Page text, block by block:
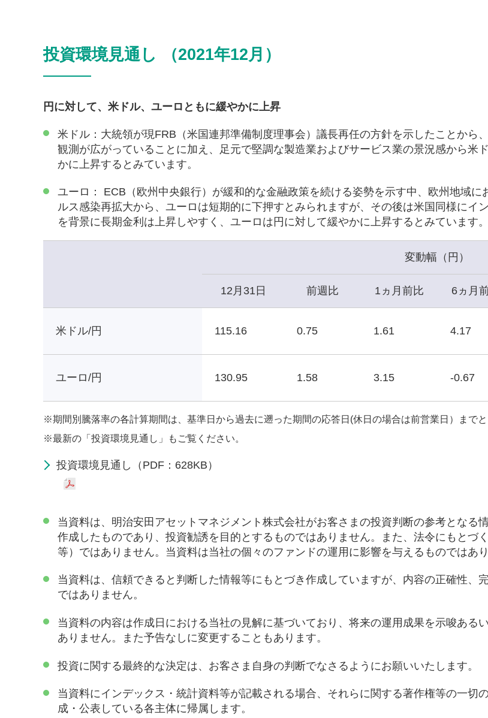
投資環境見通し （2021年12月）
円に対して、米ドル、ユーロともに緩やかに上昇
米ドル：大統領が現FRB（米国連邦準備制度理事会）議長再任の方針を示したことから
観測が広がっていることに加え、足元で堅調な製造業およびサービス業の景況感から米
かに上昇するとみています。
ユーロ： ECB（欧州中央銀行）が緩和的な金融政策を続ける姿勢を示す中、欧州地域に
ルス感染再拡大から、ユーロは短期的に下押すとみられますが、その後は米国同様にイ
を背景に長期金利は上昇しやすく、ユーロは円に対して緩やかに上昇するとみています。
変動幅（円）
12月31日 前週比 1ヵ月前比 6ヵ月
米ドル/円 115.16 0.75 1.61 4.17
ユーロ/円 130.95 1.58 3.15 -0.67
※期間別騰落率の各計算期間は、基準日から過去に遡った期間の応答日(休日の場合は前営業日）までと
※最新の「投資環境見通し」もご覧ください。
投資環境見通し（PDF：628KB）
当資料は、明治安田アセットマネジメント株式会社がお客さまの投資判断の参考となる
作成したものであり、投資勧誘を目的とするものではありません。また、法令にもとづ
等）ではありません。当資料は当社の個々のファンドの運用に影響を与えるものではあり
当資料は、信頼できると判断した情報等にもとづき作成していますが、内容の正確性、
ではありません。
当資料の内容は作成日における当社の見解に基づいており、将来の運用成果を示唆ある
ありません。また予告なしに変更することもあります。
投資に関する最終的な決定は、お客さま自身の判断でなさるようにお願いいたします。
当資料にインデックス・統計資料等が記載される場合、それらに関する著作権等の一切
成・公表している各主体に帰属します。